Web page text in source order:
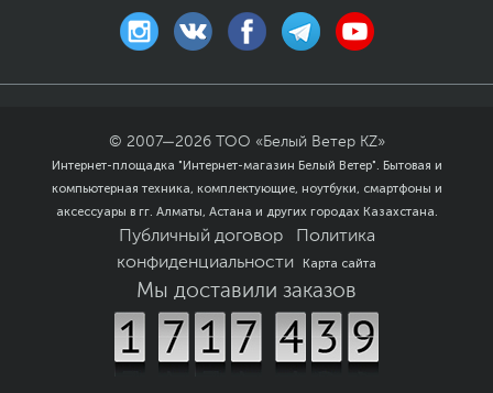
© 2007—2026
ТОО «Белый Ветер KZ»
Интернет-площадка "Интернет-магазин Белый Ветер". Бытовая и
компьютерная техника, комплектующие, ноутбуки, смартфоны и
аксессуары в гг. Алматы, Астана и других городах Казахстана.
Публичный договор
Политика
конфиденциальности
Карта сайта
Мы доставили заказов